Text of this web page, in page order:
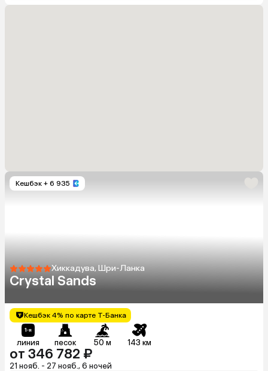
Кешбэк + 6 935
Хиккадува, Шри-Ланка
Crystal Sands
Кешбэк 4% по карте Т-Банка
линия песок 50 м 143 км
от 346 782 ₽
21 нояб. - 27 нояб., 6 ночей